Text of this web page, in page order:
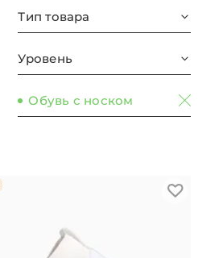
Тип товара
Уровень
Обувь с носком